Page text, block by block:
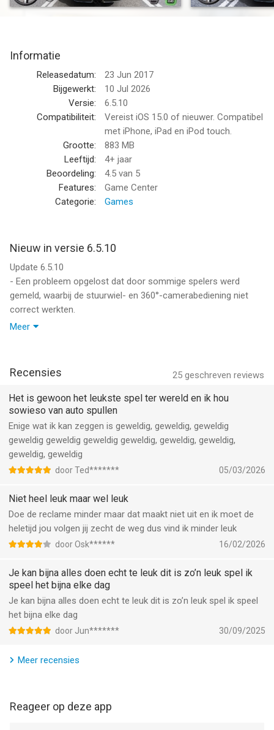
luchthavens met geanimeerde vliegtuigen, enorme bruggen en
- Diverse voertuigcollectie: Rijd en pas meer dan 85 voertuigen
aan, van gestroomlijnde hypercars tot robuuste pick-ups en
tijdloze klassiekers. Elk voertuig biedt een unieke rijervaring.
- Uitgebreide aanpassing: Personaliseer elk aspect van je
voertuigen met meer dan 650 stickers, 60 vlaggen, 150
kentekenplaten, 44 velgen, 10 spoilers, 33 claxons en meer. Pas
de ophanging aan, voeg NOS toe en kies uit onbeperkte
kleuropties om uw perfecte rit te creëren.
- Authentieke motorgeluiden: Ervaar realistische motorgeluiden
die zijn afgestemd op elk voertuig, inclusief dynamische turbo,
- Vernieuwde gebruikersinterface: Geniet van een
geluiden en animaties, ontworpen om een ​​boeiende en
intuïtieve game-ervaring te bieden.
- Gedetailleerde garages: Beheer uw voertuigcollectie met een
uitgebreid garagesysteem met gedetailleerde
prestatiestatistieken en een exclusieve exotische
kaarten met een rijke verscheidenheid aan omgevingen. Van
en schilderachtige bergketens, elke kaart is ontworpen voor
verkenning en avontuur.
- Geavanceerd oceaansysteem: Dompel uzelf onder in een
geavanceerde oceaanomgeving, compleet met nieuwe
stranden en bergachtige eilanden.
- Interactieve elementen: Ga de interactie aan met
met meer dan 100 voertuigtypen en vind speciale
stuntgebieden op de kaarten.
- Verbeterde multiplayer: Breid je sociale gameplay uit met een
grotere capaciteit voor de multiplayer-kamer. Race en neem
- Flexibel camerasysteem: Maak hoogwaardige beelden van je
voertuigen met een geavanceerd camerasysteem in de garage,
wat volledige aanpassing en flexibiliteit mogelijk maakt.
- Dagelijkse beloningen: Profiteer van een lonend dagelijks
systeem met 30 dagen aan verschillende prijzen, waaronder
systeem van video's, waarbij elke advertentie nieuwe
verdienen.
Informatie
Releasedatum:
23 Jun 2017
Bijgewerkt:
10 Jul 2026
Versie:
6.5.10
Compatibiliteit:
Vereist iOS 15.0 of nieuwer. Compatibel
met iPhone, iPad en iPod touch.
Grootte:
883 MB
Leeftijd:
4+ jaar
Beoordeling:
4.5 van 5
Features:
Game Center
Categorie:
Games
Nieuw in versie 6.5.10
Update 6.5.10
- Een probleem opgelost dat door sommige spelers werd
gemeld, waarbij de stuurwiel- en 360°-camerabediening niet
correct werkten.
- Een probleem met een oneindige lus in het beloningssysteem
van het hoofdmenu opgelost.
- De grafische instellingen verbeterd voor betere prestaties en
beelden op apparaten uit het middensegment.
- Algemene bugfixes en prestatieverbeteringen.
Als u technische problemen ondervindt of suggesties heeft,
supportteam@bettergamesstudio.com.au.
We hopen dat u geniet van de nieuwste update. Bedankt voor
Meer
25 geschreven reviews
Recensies
Het is gewoon het leukste spel ter wereld en ik hou
sowieso van auto spullen
Enige wat ik kan zeggen is geweldig, geweldig, geweldig
geweldig geweldig geweldig geweldig, geweldig, geweldig,
geweldig, geweldig
door Ted******* 05/03/2026
Niet heel leuk maar wel leuk
Doe de reclame minder maar dat maakt niet uit en ik moet de
heletijd jou volgen jij zecht de weg dus vind ik minder leuk
door Osk****** 16/02/2026
Je kan bijna alles doen echt te leuk dit is zo’n leuk spel ik
speel het bijna elke dag
Je kan bijna alles doen echt te leuk dit is zo’n leuk spel ik speel
het bijna elke dag
door Jun******* 30/09/2025
Meer recensies
Reageer op deze app